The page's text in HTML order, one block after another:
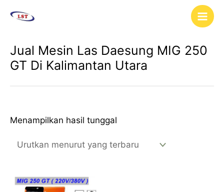
Main
Jual Mesin Las Daesung MIG 250
GT Di Kalimantan Utara
Menampilkan hasil tunggal